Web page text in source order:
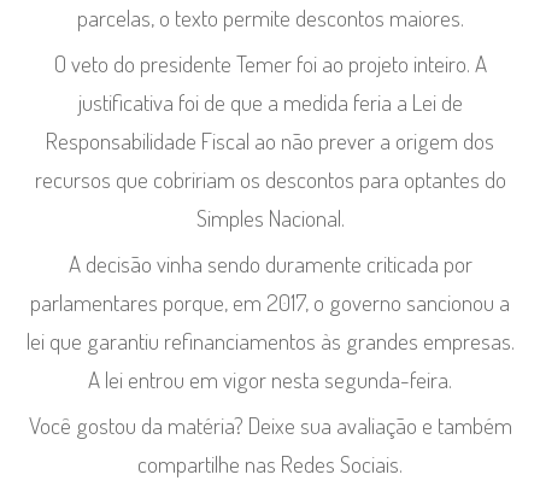
parcelas, o texto permite descontos maiores.
O veto do presidente Temer foi ao projeto inteiro. A
justificativa foi de que a medida feria a Lei de
Responsabilidade Fiscal ao não prever a origem dos
recursos que cobririam os descontos para optantes do
Simples Nacional.
A decisão vinha sendo duramente criticada por
parlamentares porque, em 2017, o governo sancionou a
lei que garantiu refinanciamentos às grandes empresas.
A lei entrou em vigor nesta segunda-feira.
Você gostou da matéria? Deixe sua avaliação e também
compartilhe nas Redes Sociais.